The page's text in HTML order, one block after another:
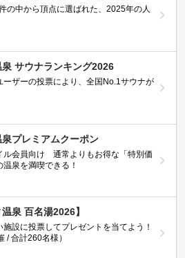
の中から頂点に選ばれた、2025年の人
泉 サウナランキング2026
ーザーの投票により、全国No.1サウナが
プレミアムクーポン
ル会員向け 通常よりもお得な「特別価
泉を満喫できる！
温泉 百名湯2026】
施設に投票してプレゼントを当てよう！
/ 合計260名様）